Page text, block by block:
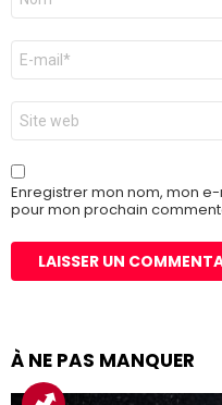
E-
mail
*
Site
web
Enregistrer mon nom, mon
pour mon prochain
À NE PAS MANQUER